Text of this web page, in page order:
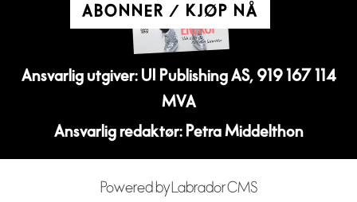
ABONNER / KJØP NÅ
Ansvarlig utgiver: UI Publishing AS, 919 167 114
MVA
Ansvarlig redaktør: Petra Middelthon
Powered by Labrador CMS